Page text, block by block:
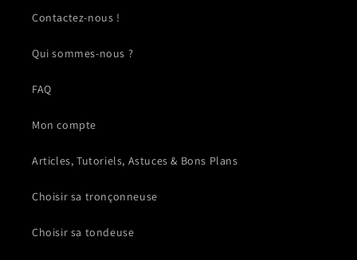
Contactez-nous !
Qui sommes-nous ?
FAQ
Mon compte
Articles, Tutoriels, Astuces & Bons Plans
Choisir sa tronçonneuse
Choisir sa tondeuse